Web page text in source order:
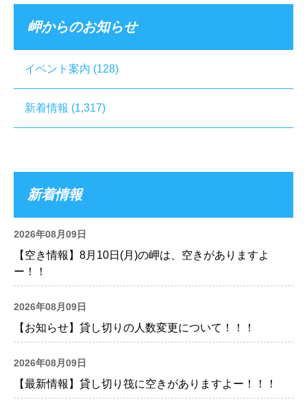
岬からのお知らせ
イベント案内 (128)
新着情報 (1,317)
新着情報
2026年08月09日
【空き情報】8月10日(月)の岬は、空きがありますよ
ー！！
2026年08月09日
【お知らせ】貸し切りの人数変更について！！！
2026年08月09日
【最新情報】貸し切り筏に空きがありますよー！！！